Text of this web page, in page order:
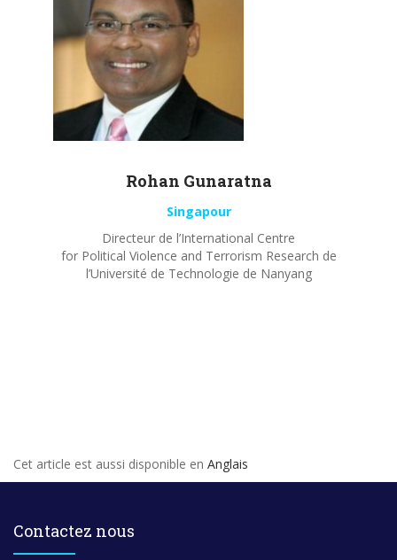
Rohan Gunaratna
Singapour
Directeur de l’International Centre
for Political Violence and Terrorism Research de
l’Université de Technologie de Nanyang
Cet article est aussi disponible en Anglais
Contactez nous